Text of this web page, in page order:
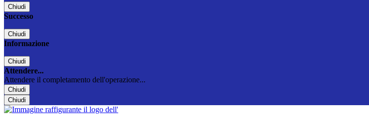
Chiudi
Successo
Chiudi
Informazione
Chiudi
Attendere...
Attendere il completamento dell'operazione...
Chiudi
Chiudi